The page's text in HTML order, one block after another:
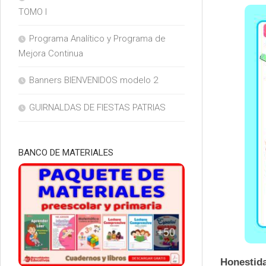
TOMO I
Programa Analítico y Programa de
Mejora Continua
Banners BIENVENIDOS modelo 2
GUIRNALDAS DE FIESTAS PATRIAS
BANCO DE MATERIALES